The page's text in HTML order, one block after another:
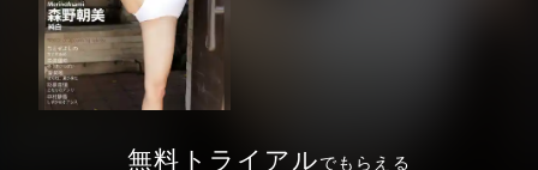
無料トライアルでもらえる